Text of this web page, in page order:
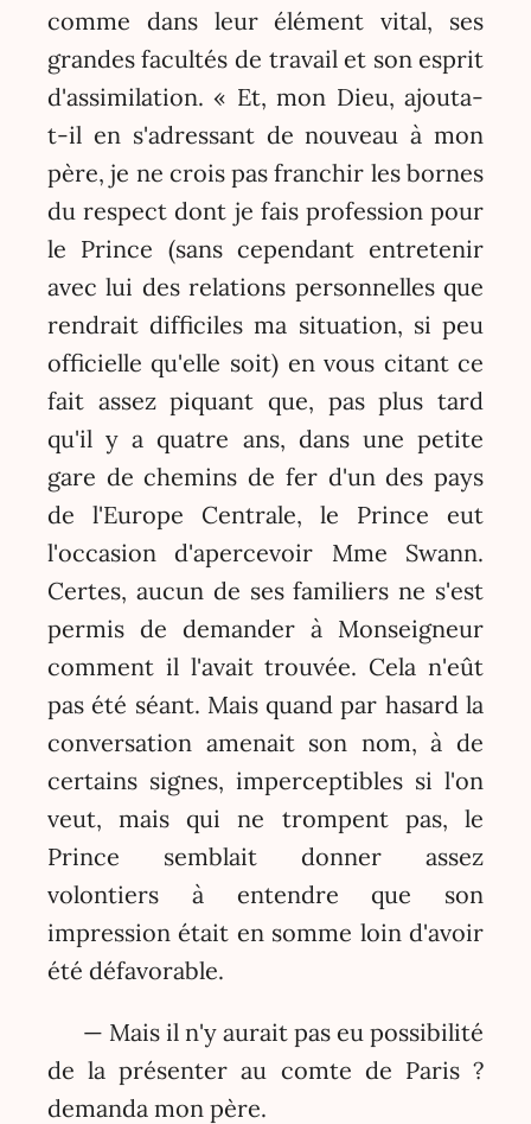
comme dans leur élément vital, ses
grandes facultés de travail et son esprit
d'assimilation. « Et, mon Dieu, ajouta-
t-il en s'adressant de nouveau à mon
père, je ne crois pas franchir les bornes
du respect dont je fais profession pour
le Prince (sans cependant entretenir
avec lui des relations personnelles que
rendrait difficiles ma situation, si peu
officielle qu'elle soit) en vous citant ce
fait assez piquant que, pas plus tard
qu'il y a quatre ans, dans une petite
gare de chemins de fer d'un des pays
de l'Europe Centrale, le Prince eut
l'occasion d'apercevoir Mme Swann.
Certes, aucun de ses familiers ne s'est
permis de demander à Monseigneur
comment il l'avait trouvée. Cela n'eût
pas été séant. Mais quand par hasard la
conversation amenait son nom, à de
certains signes, imperceptibles si l'on
veut, mais qui ne trompent pas, le
Prince semblait donner assez
volontiers à entendre que son
impression était en somme loin d'avoir
été défavorable.
— Mais il n'y aurait pas eu possibilité
de la présenter au comte de Paris ?
demanda mon père.